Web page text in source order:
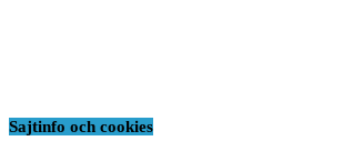
Sajtinfo och cookies